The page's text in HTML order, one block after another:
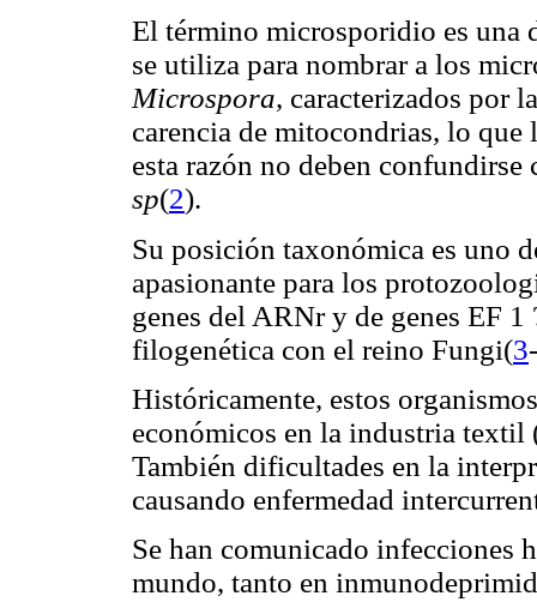
El término microsporidio es una
se utiliza para nombrar a los
Microspora, caracterizados por
carencia de mitocondrias, lo
esta razón no deben
sp(2).
Su posición taxonómica es uno
apasionante para los
genes del ARNr y de genes EF
filogenética con el reino Fungi(3-
Históricamente, estos
económicos en la industria textil
También dificultades en la
causando enfermedad
Se han comunicado infecciones
mundo, tanto en